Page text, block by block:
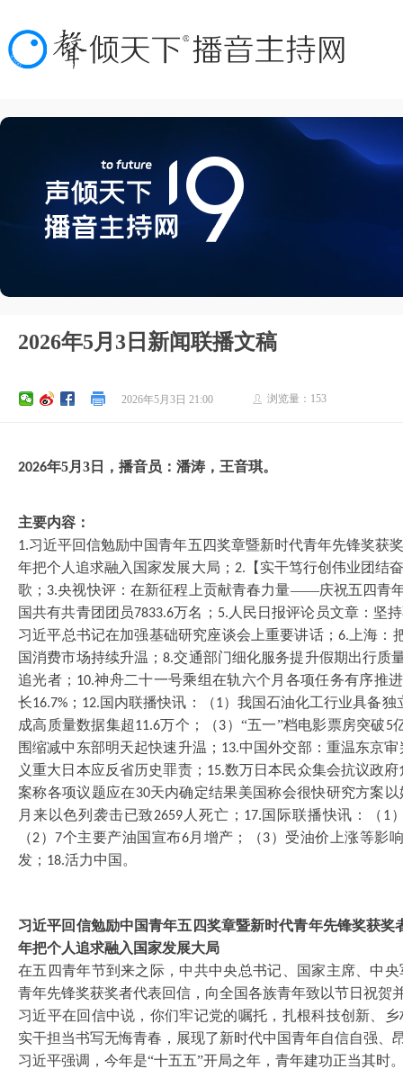
2026年5月3日新闻联播文稿
2026年5月3日 21:00 ꄑ 浏览量： 153
2026年5月 3 日，播音员： 潘涛 ， 王音琪。
主要内容：
1.习近平回信勉励中国青年五四奖章暨新时代青年先锋奖获
年把个人追求融入国家发展大局； 2. 【实干笃行创伟业团结
歌； 3.央视快评：在新征程上贡献青春力量——庆祝五四青
国共有共青团团员7833.6万名； 5. 人民日报评论员文章：坚
习近平总书记在加强基础研究座谈会上重要讲话； 6. 上海：
国消费市场持续升温；8.交通部门细化服务提升假期出行质
追光者； 10.神舟二十一号乘组在轨六个月各项任务有序推
长16.7% ； 12.国内联播快讯：（1）我国石油化工行业具备
成高质量数据集超11.6万个；（3）“五一”档电影票房突破5
围缩减中东部明天起快速升温； 13.中国外交部：重温东京
义重大日本应反省历史罪责； 15.数万日本民众集会抗议政
案称各项议题应在30天内确定结果美国称会很快研究方案
月来以色列袭击已致2659 人死亡； 17.国际联播快讯：（ 1
（2）7个主要产油国宣布6月增产；（3）受油价上涨等影
发； 18.活力中国。
习近平回信勉励中国青年五四奖章暨新时代青年先锋奖获奖
年把个人追求融入国家发展大局
在五四青年节到来之际，中共中央总书记、国家主席、中
青年先锋奖获奖者代表回信，向全国各族青年致以节日祝贺
习近平在回信中说，你们牢记党的嘱托，扎根科技创新、
实干担当书写无悔青春，展现了新时代中国青年自信自强、
习近平强调，今年是“十五五”开局之年，青年建功正当其时